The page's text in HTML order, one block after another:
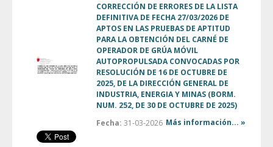
CORRECCIÓN DE ERRORES DE LA LISTA
DEFINITIVA DE FECHA 27/03/2026 DE
APTOS EN LAS PRUEBAS DE APTITUD
PARA LA OBTENCIÓN DEL CARNÉ DE
OPERADOR DE GRÚA MÓVIL
AUTOPROPULSADA CONVOCADAS POR
RESOLUCIÓN DE 16 DE OCTUBRE DE
2025, DE LA DIRECCIÓN GENERAL DE
INDUSTRIA, ENERGIA Y MINAS (BORM.
NUM. 252, DE 30 DE OCTUBRE DE 2025)
Fecha: 31-03-2026 Más información... »